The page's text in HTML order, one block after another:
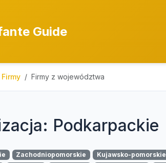
Guide
Firmy Firmy z województwa
Podkarpackie
Zachodniopomorskie Kujawsko-pomorskie